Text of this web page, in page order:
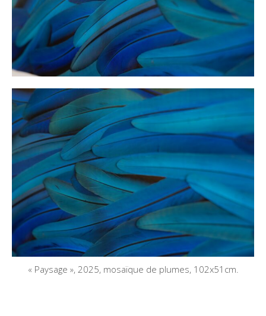
« Paysage », 2025, mosaïque de plumes, 102x51cm.